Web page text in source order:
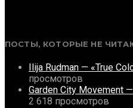
ПОСТЫ, КОТОРЫЕ НЕ
Ilija Rudman — «True
просмотров
Garden City Movement
2 618 просмотров